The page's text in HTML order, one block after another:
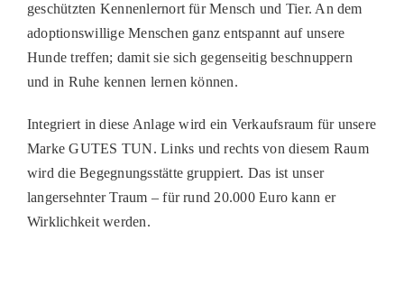
4KIDS
TIERHEIME
PATENSCHAFTEN
RATGEBER
geschützten Kennenlernort für Mensch und Tier. An dem
adoptionswillige Menschen ganz entspannt auf unsere
Hunde treffen; damit sie sich gegenseitig beschnuppern
und in Ruhe kennen lernen können.
Integriert in diese Anlage wird ein Verkaufsraum für unsere
Marke GUTES TUN. Links und rechts von diesem Raum
wird die Begegnungsstätte gruppiert. Das ist unser
langersehnter Traum – für rund 20.000 Euro kann er
Wirklichkeit werden.